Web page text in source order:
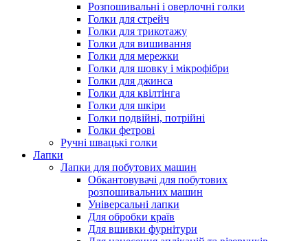
Розпошивальні і оверлочні голки
Голки для стрейч
Голки для трикотажу
Голки для вишивання
Голки для мережки
Голки для шовку і мікрофібри
Голки для джинса
Голки для квілтінга
Голки для шкіри
Голки подвійні, потрійні
Голки фетрові
Ручні швацькі голки
Лапки
Лапки для побутових машин
Обкантовувачі для побутових
розпошивальних машин
Універсальні лапки
Для обробки країв
Для вшивки фурнітури